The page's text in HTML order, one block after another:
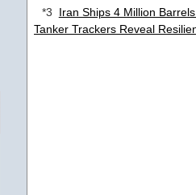
*3
Iran Ships 4 Million
Tanker Trackers Reveal